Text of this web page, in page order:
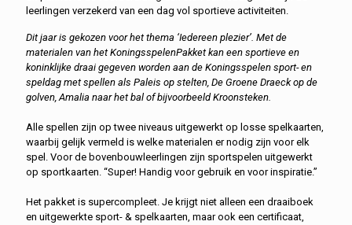
leerlingen verzekerd van een dag vol sportieve activiteiten.
Dit jaar is gekozen voor het thema ‘Iedereen plezier’. Met de
materialen van het KoningsspelenPakket kan een sportieve en
koninklijke draai gegeven worden aan de Koningsspelen sport- en
speldag met spellen als Paleis op stelten, De Groene Draeck op de
golven, Amalia naar het bal of bijvoorbeeld Kroonsteken.
Alle spellen zijn op twee niveaus uitgewerkt op losse spelkaarten,
waarbij gelijk vermeld is welke materialen er nodig zijn voor elk
spel. Voor de bovenbouwleerlingen zijn sportspelen uitgewerkt
op sportkaarten. “Super! Handig voor gebruik en voor inspiratie.”
Het pakket is supercompleet. Je krijgt niet alleen een draaiboek
en uitgewerkte sport- & spelkaarten, maar ook een certificaat,